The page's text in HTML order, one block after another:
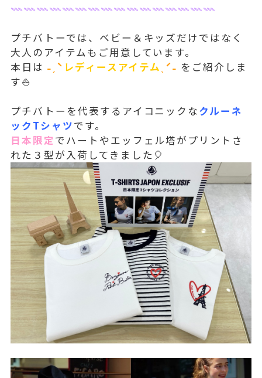
𓇠𓇠𓇠𓇠𓇠𓇠𓇠𓇠𓇠𓇠𓇠𓇠𓇠𓇠𓇠𓇠
プチバトーでは、ベビー＆キッズだけではなく
大人のアイテムもご用意しています。
本日は ˗ˏˋ レディースアイテム ˎˊ˗ をご紹介しま
す⛵️
プチバトーを代表するアイコニックなクルーネ
ックTシャツです。
日本限定 でハートやエッフェル塔がプリントさ
れた３型が入荷してきました🎈